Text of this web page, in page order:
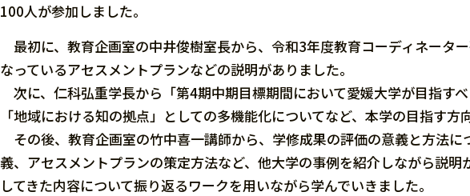
100人が参加しました。
最初に、教育企画室の中井俊樹室長から、令和3年度教育コーディネータ
なっているアセスメントプランなどの説明がありました。
次に、仁科弘重学長から「第4期中期目標期間において愛媛大学が目指す
「地域における知の拠点」としての多機能化についてなど、本学の目指す方
その後、教育企画室の竹中喜一講師から、学修成果の評価の意義と方法
義、アセスメントプランの策定方法など、他大学の事例を紹介しながら説
してきた内容について振り返るワークを用いながら学んでいきました。